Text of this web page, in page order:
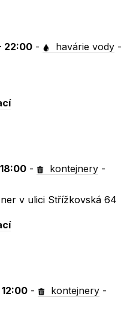
22:00 - havárie vody -
- kontejnery -
v ulici Střížkovská 64
- kontejnery -